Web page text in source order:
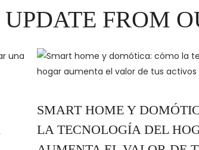
UPDATE FROM
SMART HOME Y
LA TECNOLOGÍA DEL